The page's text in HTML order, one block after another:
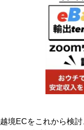
越境ECをこれから検